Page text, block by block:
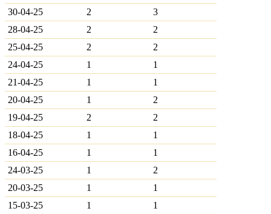
30-04-25
2
3
28-04-25
2
2
25-04-25
2
2
24-04-25
1
1
21-04-25
1
1
20-04-25
1
2
19-04-25
2
2
18-04-25
1
1
16-04-25
1
1
24-03-25
1
2
20-03-25
1
1
15-03-25
1
1